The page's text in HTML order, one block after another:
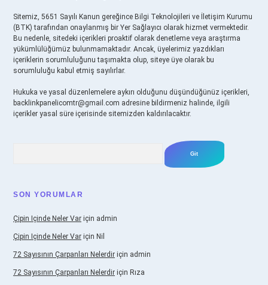
Sitemiz, 5651 Sayılı Kanun gereğince Bilgi Teknolojileri ve İletişim Kurumu
(BTK) tarafından onaylanmış bir Yer Sağlayıcı olarak hizmet vermektedir.
Bu nedenle, sitedeki içerikleri proaktif olarak denetleme veya araştırma
yükümlülüğümüz bulunmamaktadır. Ancak, üyelerimiz yazdıkları
içeriklerin sorumluluğunu taşımakta olup, siteye üye olarak bu
sorumluluğu kabul etmiş sayılırlar.
Hukuka ve yasal düzenlemelere aykırı olduğunu düşündüğünüz içerikleri,
backlinkpanelicomtr@gmail.com adresine bildirmeniz halinde, ilgili
içerikler yasal süre içerisinde sitemizden kaldırılacaktır.
SON YORUMLAR
Çipin Içinde Neler Var için admin
Çipin Içinde Neler Var için Nil
72 Sayısının Çarpanları Nelerdir için admin
72 Sayısının Çarpanları Nelerdir için Rıza